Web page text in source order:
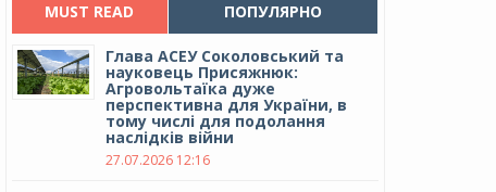
MUST READ ПОПУЛЯРНО
Глава АСЕУ Соколовський та
науковець Присяжнюк:
Агровольтаїка дуже
перспективна для України, в
тому числі для подолання
наслідків війни
27.07.2026 12:16